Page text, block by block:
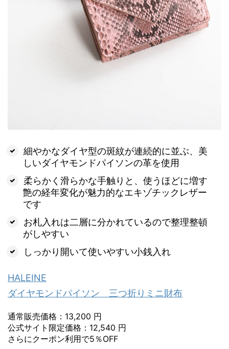
細やかなダイヤ型の斑紋が連続的に並ぶ、美
しいダイヤモンドパイソンの革を使用
柔らかく滑らかな手触りと、使うほどに増す
艶の経年変化が魅力的なエキゾチックレザー
です
お札入れは二層に分かれているので整理整頓
がしやすい
しっかり開いて使いやすい小銭入れ
HALEINE
ダイヤモンドパイソン 三つ折りミニ財布
通常販売価格：13,200 円
公式サイト限定価格：12,540 円
さらにクーポン利用で5％OFF